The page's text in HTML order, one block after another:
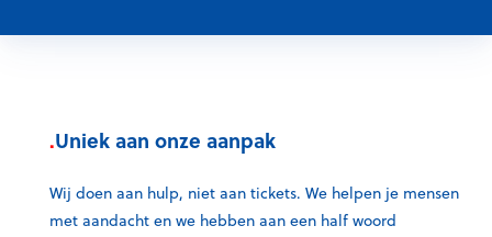
.Uniek aan onze aanpak
Wij doen aan hulp, niet aan tickets. We helpen je mensen
met aandacht en we hebben aan een half woord